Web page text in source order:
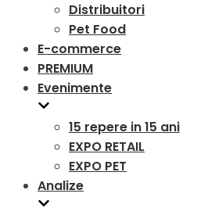
Distribuitori
Pet Food
E-commerce
PREMIUM
Evenimente
15 repere in 15 ani
EXPO RETAIL
EXPO PET
Analize